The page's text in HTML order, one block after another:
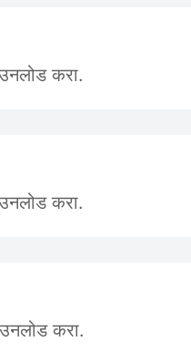
करा.
करा.
करा.